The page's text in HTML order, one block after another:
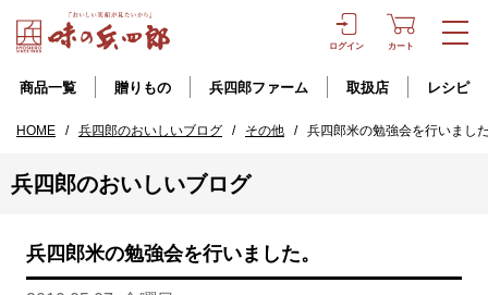
ログイン カート
商品一覧 贈りもの 兵四郎ファーム 取扱店 レシピ
HOME / 兵四郎のおいしいブログ / その他 / 兵四郎米の勉強会を行いまし
兵四郎のおいしいブログ
兵四郎米の勉強会を行いました。